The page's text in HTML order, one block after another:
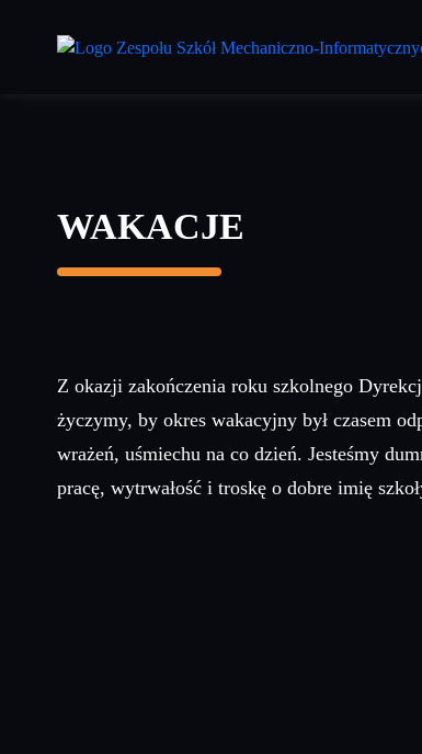
WAKACJE
Z okazji zakończenia roku szkolnego
życzymy, by okres wakacyjny był czasem
wrażeń, uśmiechu na co dzień. Jesteśmy
pracę, wytrwałość i troskę o dobre imię